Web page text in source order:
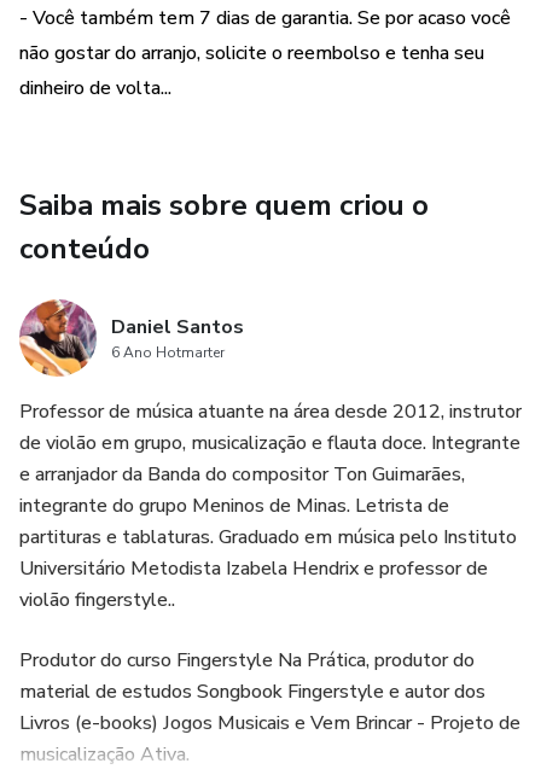
- Você também tem 7 dias de garantia. Se por acaso você
não gostar do arranjo, solicite o reembolso e tenha seu
dinheiro de volta...
Saiba mais sobre quem criou o
conteúdo
Daniel Santos
6 Ano Hotmarter
Professor de música atuante na área desde 2012, instrutor
de violão em grupo, musicalização e flauta doce. Integrante
e arranjador da Banda do compositor Ton Guimarães,
integrante do grupo Meninos de Minas. Letrista de
partituras e tablaturas. Graduado em música pelo Instituto
Universitário Metodista Izabela Hendrix e professor de
violão fingerstyle..
Produtor do curso Fingerstyle Na Prática, produtor do
material de estudos Songbook Fingerstyle e autor dos
Livros (e-books) Jogos Musicais e Vem Brincar - Projeto de
musicalização Ativa.